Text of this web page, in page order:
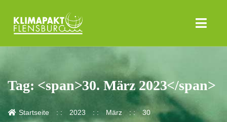
Tag: <span>30. März 2023</span>
Startseite 2023 März 30